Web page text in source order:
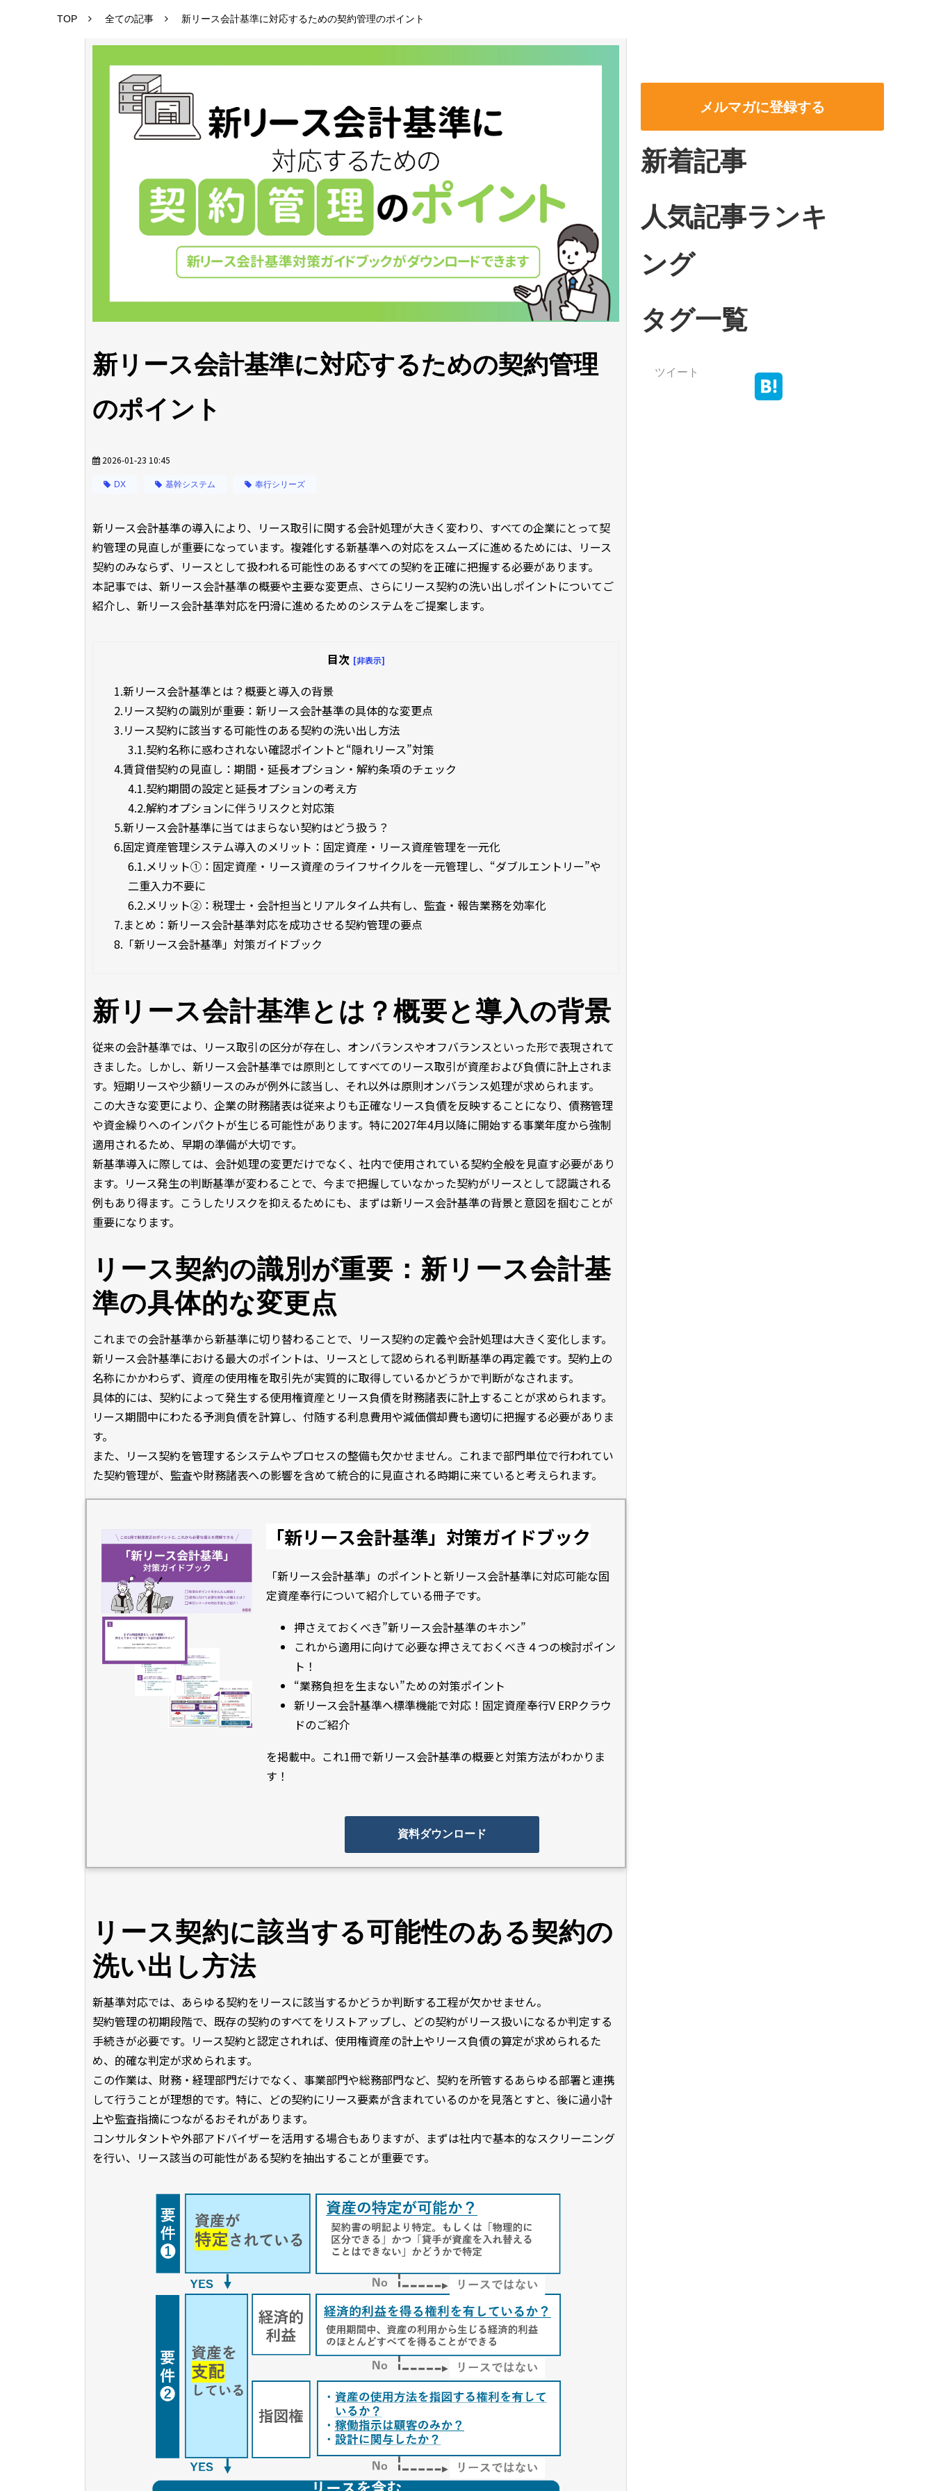
TOP 全ての記事 新リース会計基準に対応するための契約管理のポイント
新リース会計基準に対応するための契約管理
のポイント
2026-01-23 10:45
DX 基幹システム 奉行シリーズ
新リース会計基準の導入により、リース取引に関する会計処理が大きく変わり、すべての企業にとって契
約管理の見直しが重要になっています。複雑化する新基準への対応をスムーズに進めるためには、リース
契約のみならず、リースとして扱われる可能性のあるすべての契約を正確に把握する必要があります。
本記事では、新リース会計基準の概要や主要な変更点、さらにリース契約の洗い出しポイントについてご
紹介し、新リース会計基準対応を円滑に進めるためのシステムをご提案します。
目次 [非表示]
1.新リース会計基準とは？概要と導入の背景
2.リース契約の識別が重要：新リース会計基準の具体的な変更点
3.リース契約に該当する可能性のある契約の洗い出し方法
3.1.契約名称に惑わされない確認ポイントと“隠れリース”対策
4.賃貸借契約の見直し：期間・延長オプション・解約条項のチェック
4.1.契約期間の設定と延長オプションの考え方
4.2.解約オプションに伴うリスクと対応策
5.新リース会計基準に当てはまらない契約はどう扱う？
6.固定資産管理システム導入のメリット：固定資産・リース資産管理を一元化
6.1.メリット①：固定資産・リース資産のライフサイクルを一元管理し、“ダブルエントリー”や
二重入力不要に
6.2.メリット②：税理士・会計担当とリアルタイム共有し、監査・報告業務を効率化
7.まとめ：新リース会計基準対応を成功させる契約管理の要点
8. 「新リース会計基準」対策ガイドブック
新リース会計基準とは？概要と導入の背景
従来の会計基準では、リース取引の区分が存在し、オンバランスやオフバランスといった形で表現されて
きました。しかし、新リース会計基準では原則としてすべてのリース取引が資産および負債に計上されま
す。短期リースや少額リースのみが例外に該当し、それ以外は原則オンバランス処理が求められます。
この大きな変更により、企業の財務諸表は従来よりも正確なリース負債を反映することになり、債務管理
や資金繰りへのインパクトが生じる可能性があります。特に2027年4月以降に開始する事業年度から強制
適用されるため、早期の準備が大切です。
新基準導入に際しては、会計処理の変更だけでなく、社内で使用されている契約全般を見直す必要があり
ます。リース発生の判断基準が変わることで、今まで把握していなかった契約がリースとして認識される
例もあり得ます。こうしたリスクを抑えるためにも、まずは新リース会計基準の背景と意図を掴むことが
重要になります。
リース契約の識別が重要：新リース会計基
準の具体的な変更点
これまでの会計基準から新基準に切り替わることで、リース契約の定義や会計処理は大きく変化します。
新リース会計基準における最大のポイントは、リースとして認められる判断基準の再定義です。契約上の
名称にかかわらず、資産の使用権を取引先が実質的に取得しているかどうかで判断がなされます。
具体的には、契約によって発生する使用権資産とリース負債を財務諸表に計上することが求められます。
リース期間中にわたる予測負債を計算し、付随する利息費用や減価償却費も適切に把握する必要がありま
す。
また、リース契約を管理するシステムやプロセスの整備も欠かせません。これまで部門単位で行われてい
た契約管理が、監査や財務諸表への影響を含めて統合的に見直される時期に来ていると考えられます。
「新リース会計基準」対策ガイドブック
「新リース会計基準」のポイントと新リース会計基準に対応可能な固
定資産奉行について紹介している冊子です。
押さえておくべき”新リース会計基準のキホン”
これから適用に向けて必要な押さえておくべき４つの検討ポイン
ト！
“業務負担を生まない”ための対策ポイント
新リース会計基準へ標準機能で対応！固定資産奉行V ERPクラウ
ドのご紹介
を掲載中。これ1冊で新リース会計基準の概要と対策方法がわかりま
す！
資料ダウンロード
リース契約に該当する可能性のある契約の
洗い出し方法
新基準対応では、あらゆる契約をリースに該当するかどうか判断する工程が欠かせません。
契約管理の初期段階で、既存の契約のすべてをリストアップし、どの契約がリース扱いになるか判定する
手続きが必要です。リース契約と認定されれば、使用権資産の計上やリース負債の算定が求められるた
め、的確な判定が求められます。
この作業は、財務・経理部門だけでなく、事業部門や総務部門など、契約を所管するあらゆる部署と連携
して行うことが理想的です。特に、どの契約にリース要素が含まれているのかを見落とすと、後に過小計
上や監査指摘につながるおそれがあります。
コンサルタントや外部アドバイザーを活用する場合もありますが、まずは社内で基本的なスクリーニング
を行い、リース該当の可能性がある契約を抽出することが重要です。
メルマガに登録する
新着記事
人気記事ランキ
ング
タグ一覧
ツイート